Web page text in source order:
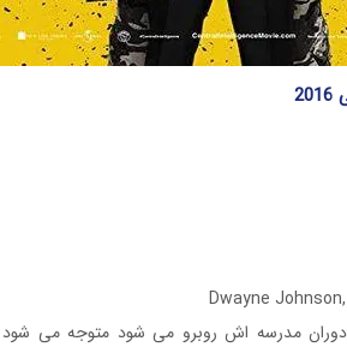
دوران مدرسه اش روبرو می شود متوجه می شود